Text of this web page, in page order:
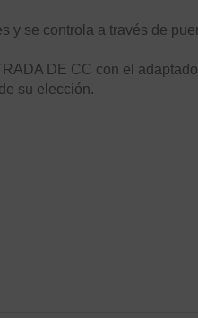
y se controla a través de
DE CC con el
su elección.